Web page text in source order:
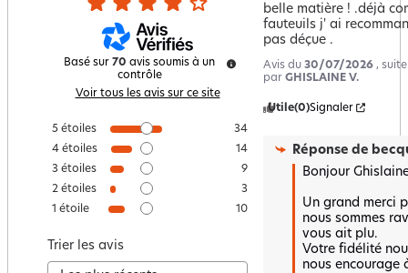
Basé sur 70 avis soumis à un
contrôle
Voir tous les avis sur ce site
5 étoiles
34
4 étoiles
14
3 étoiles
9
2 étoiles
3
1 étoile 10
Trier les avis
belle matière ! .déjà
fauteuils j' ai
pas déçue .
Avis du 30/07/2026 ,
par GHISLAINE V.
Utile(0)Signaler
Réponse de
Bonjour
Un grand merci
nous sommes
vous ait plu.
Votre fidélité
nous encourage